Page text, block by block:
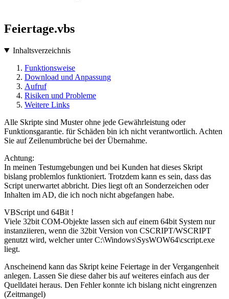
Feiertage.vbs
Inhaltsverzeichnis
Funktionsweise
Download und Anpassung
Aufruf
Risiken und Probleme
Weitere Links
Alle Skripte sind Muster ohne jede Gewährleistung oder
Funktionsgarantie. für Schäden bin ich nicht verantwortlich. Achten
Sie auf Zeilenumbrüche bei der Übernahme.
Achtung:
In meinen Testumgebungen und bei Kunden hat dieses Skript
bislang problemlos funktioniert. Trotzdem kann es sein, dass das
Script unerwartet abbricht. Dies liegt oft an Sonderzeichen oder
Inhalten im AD, die ich noch nicht abgefangen habe.
VBScript und 64Bit !
Viele 32bit COM-Objekte lassen sich auf einem 64bit System nur
instanziieren, wenn die 32bit Version von CSCRIPT/WSCRIPT
genutzt wird, welcher unter C:\Windows\SysWOW64\cscript.exe
liegt.
Anscheinend kann das Skript keine Feiertage in der Vergangenheit
anlegen. Lassen Sie diese daher bis auf weiteres einfach aus der
Quelldatei heraus. Den Fehler konnte ich bislang nicht eingrenzen
(Zeitmangel)